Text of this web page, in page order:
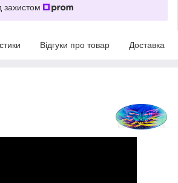
захистом
Відгуки про товар Доставка